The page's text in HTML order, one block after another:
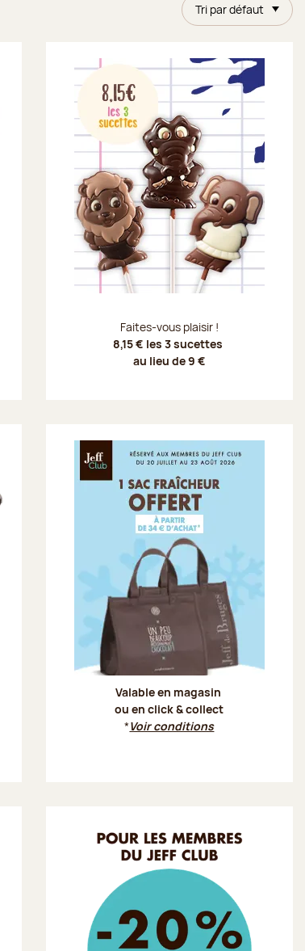
Tri par défaut
Faites-vous plaisir !
8,15 € les 3 sucettes
au lieu de 9 €
Valable en magasin
ou en click & collect
*Voir conditions